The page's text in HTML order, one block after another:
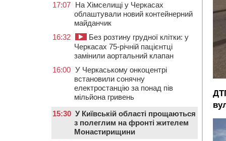
17:07 На Хімселищі у Черкасах
облаштували новий контейнерний
майданчик
16:32
Без розтину грудної клітки: у
Черкасах 75-річній пацієнтці
замінили аортальний клапан
16:00 У Черкаському онкоцентрі
встановили сонячну
електростанцію за понад пів
мільйона гривень
15:30 У Київській області прощаються
з полеглим на фронті жителем
Монастирищини